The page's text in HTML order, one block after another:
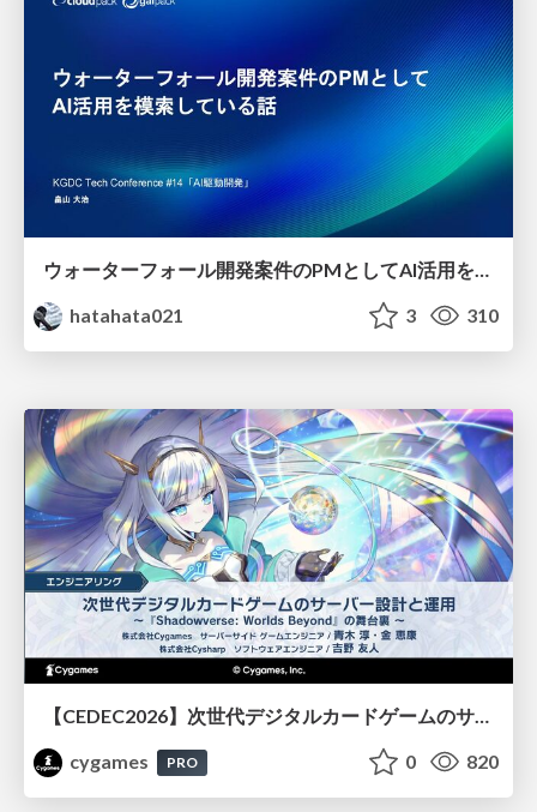
ウォーターフォール開発案件のPMとしてAI活用を模索している話
hatahata021
3 310
【CEDEC2026】次世代デジタルカードゲームのサーバー設計と運用 〜『Shadowverse: Worlds Beyond』の舞台裏～
cygames
PRO 0 820